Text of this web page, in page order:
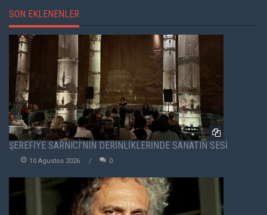
SON EKLENENLER
ŞEREFİYE SARNICI’NIN DERİNLİKLERİNDE SANATIN SESİ
10 Agustos 2026 0